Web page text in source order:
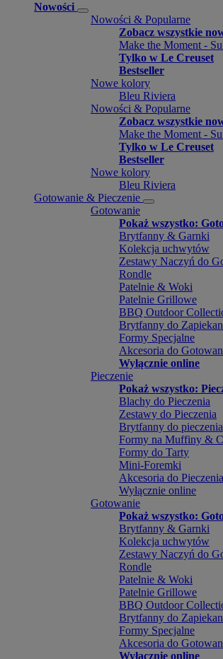
Nowości
Nowości & Popularne
Zobacz wszystkie
Make the Moment -
Tylko w Le Creuset
Bestseller
Nowe kolory
Bleu Riviera
Nowości & Popularne
Zobacz wszystkie
Make the Moment -
Tylko w Le Creuset
Bestseller
Nowe kolory
Bleu Riviera
Gotowanie & Pieczenie
Gotowanie
Pokaż wszystko:
Brytfanny & Garnki
Kolekcja uchwytów
Zestawy Naczyń do
Rondle
Patelnie & Woki
Patelnie Grillowe
BBQ Outdoor
Brytfanny do
Formy Specjalne
Akcesoria do
Wyłącznie online
Pieczenie
Pokaż wszystko:
Blachy do Pieczenia
Zestawy do Pieczenia
Brytfanny do
Formy na Muffiny &
Formy do Tarty
Mini-Foremki
Akcesoria do Pieczenia
Wyłącznie online
Gotowanie
Pokaż wszystko:
Brytfanny & Garnki
Kolekcja uchwytów
Zestawy Naczyń do
Rondle
Patelnie & Woki
Patelnie Grillowe
BBQ Outdoor
Brytfanny do
Formy Specjalne
Akcesoria do
Wyłącznie online